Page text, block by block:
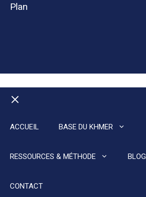
Plan
ACCUEIL BASE DU KHMER
RESSOURCES & MÉTHODE BLOG
CONTACT